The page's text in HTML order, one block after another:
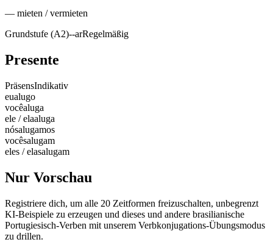
— mieten / vermieten
Grundstufe (A2)--arRegelmäßig
Presente
PräsensIndikativ
eualugo
vocêaluga
ele / elaaluga
nósalugamos
vocêsalugam
eles / elasalugam
Nur Vorschau
Registriere dich, um alle 20 Zeitformen freizuschalten, unbegrenzt
KI-Beispiele zu erzeugen und dieses und andere brasilianische
Portugiesisch-Verben mit unserem Verbkonjugations-Übungsmodus
zu drillen.